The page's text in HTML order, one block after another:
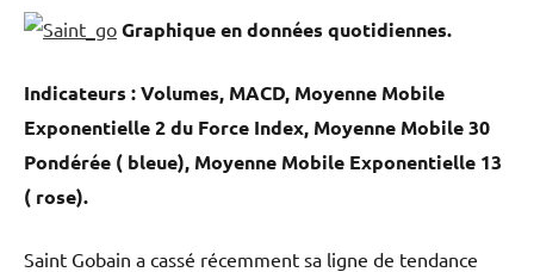
Graphique en données quotidiennes.
Indicateurs : Volumes, MACD, Moyenne Mobile
Exponentielle 2 du Force Index, Moyenne Mobile 30
Pondérée ( bleue), Moyenne Mobile Exponentielle 13
( rose).
Saint Gobain a cassé récemment sa ligne de tendance